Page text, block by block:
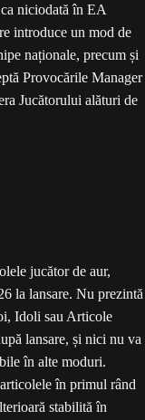
niciodată în EA
introduce un mod de
naționale, precum și
Provocările Manager
Jucătorului alături de
jucător de aur,
la lansare. Nu prezintă
Idoli sau Articole
lansare, și nici nu va
în alte moduri.
în primul rând
stabilită în